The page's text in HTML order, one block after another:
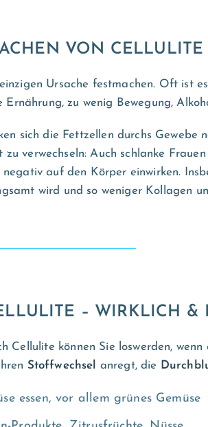
VON CELLULITE
Ursache festmachen. Oft ist
Ernährung, zu wenig Bewegung,
sich die Fettzellen durchs Gewebe
verwechseln: Auch schlanke
auf den Körper einwirken.
wird und so weniger Kollagen
– WIRKLICH &
Cellulite können Sie loswerden,
Stoffwechsel anregt, die
essen, vor allem grünes Gemüse